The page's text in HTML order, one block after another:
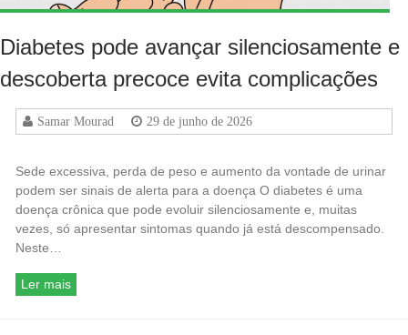
Diabetes pode avançar silenciosamente e
descoberta precoce evita complicações
Samar Mourad 29 de junho de 2026
Sede excessiva, perda de peso e aumento da vontade de urinar
podem ser sinais de alerta para a doença O diabetes é uma
doença crônica que pode evoluir silenciosamente e, muitas
vezes, só apresentar sintomas quando já está descompensado.
Neste…
Ler mais